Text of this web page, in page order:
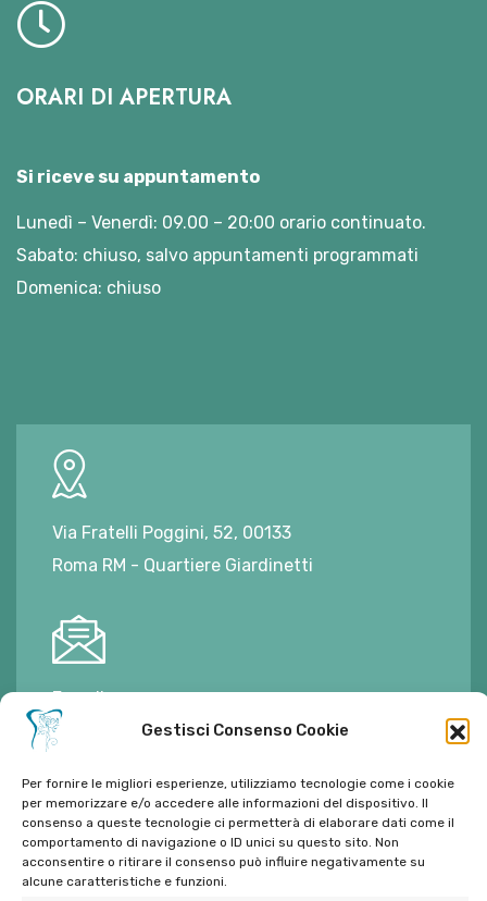
Gestisci Consenso Cookie
Per fornire le migliori esperienze, utilizziamo tecnologie come i cookie
per memorizzare e/o accedere alle informazioni del dispositivo. Il
consenso a queste tecnologie ci permetterà di elaborare dati come il
comportamento di navigazione o ID unici su questo sito. Non
acconsentire o ritirare il consenso può influire negativamente su
alcune caratteristiche e funzioni.
ORARI DI APERTURA
Si riceve su appuntamento
Lunedì – Venerdì: 09.00 – 20:00 orario continuato.
Sabato: chiuso, salvo appuntamenti programmati
Domenica: chiuso
Via Fratelli Poggini, 52, 00133
Roma RM - Quartiere Giardinetti
E-mail:
Tel: 06 272342
Tel:393 9810086